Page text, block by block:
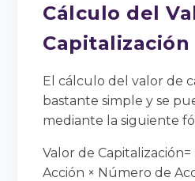
Cálculo del
Capitalización
El cálculo del valor de
bastante simple y se
mediante la siguiente
Valor de
Acción × Número de